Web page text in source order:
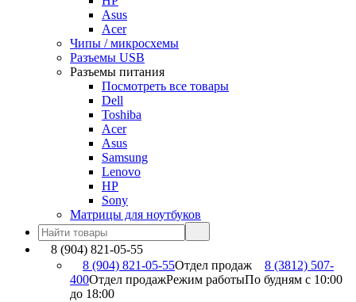
Asus
Acer
Чипы / микросхемы
Разъемы USB
Разъемы питания
Посмотреть все товары
Dell
Toshiba
Acer
Asus
Samsung
Lenovo
HP
Sony
Матрицы для ноутбуков
8 (904) 821-05-55
8 (904) 821-05-55Отдел продаж
8 (3812) 507-
400Отдел продажРежим работыПо будням с 10:00
до 18:00